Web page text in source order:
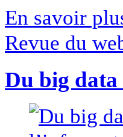
En savoir
Revue du
Du big data